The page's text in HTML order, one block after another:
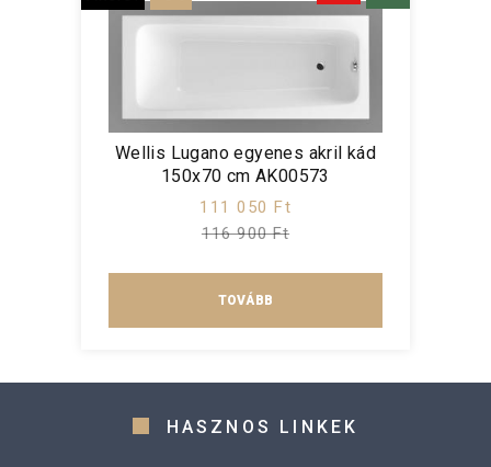
Wellis Lugano egyenes akril kád
150x70 cm AK00573
111 050 Ft
116 900 Ft
TOVÁBB
HASZNOS LINKEK